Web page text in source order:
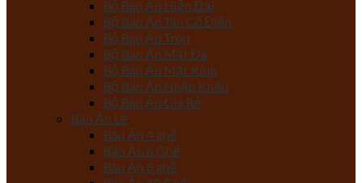
Bộ Bàn Ăn Hiện Đại
Bộ Bàn Ăn Tân Cổ Điển
Bộ Bàn Ăn Tròn
Bộ Bàn Ăn Mặt Đá
Bộ Bàn Ăn Mặt Kính
Bộ Bàn Ăn Nhập Khẩu
Bộ Bàn Ăn Giá Rẻ
Bàn Ăn Lẻ
Bàn Ăn 4 ghế
Bàn Ăn 6 Ghế
Bàn Ăn 8 ghế